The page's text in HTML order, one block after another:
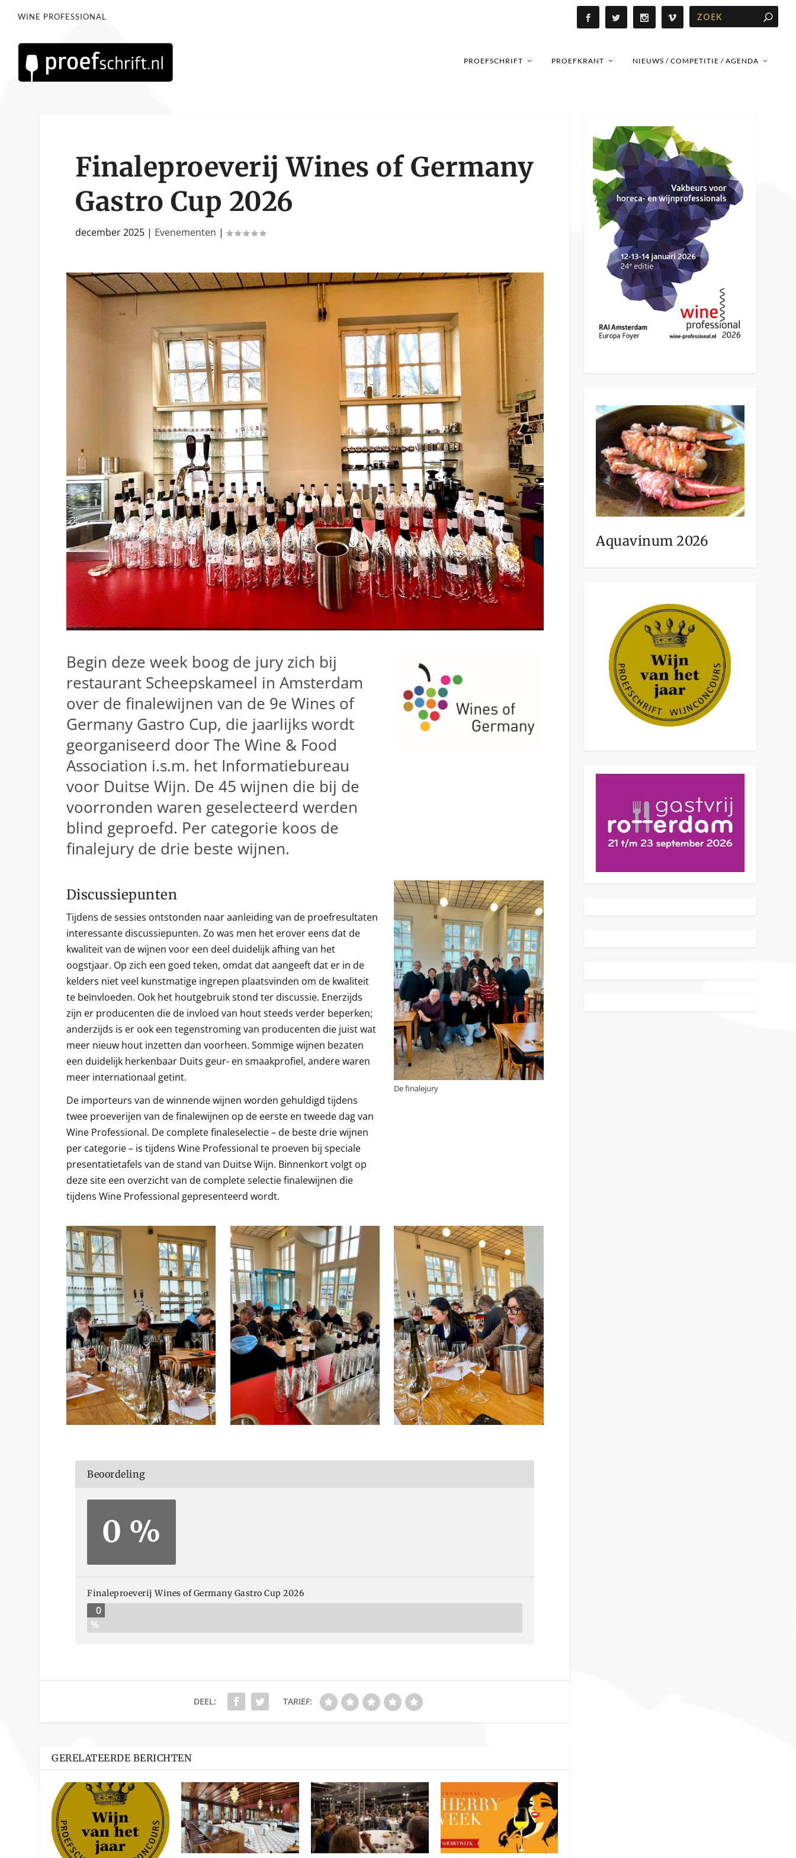
WINE PROFESSIONAL
PROEFSCHRIFT PROEFKRANT NIEUWS / COMPETITIE / AGENDA
Finaleproeverij Wines of Germany
Gastro Cup 2026
december 2025 | Evenementen |
Begin deze week boog de jury zich bij
restaurant Scheepskameel in Amsterdam
over de finalewijnen van de 9e Wines of
Germany Gastro Cup, die jaarlijks wordt
georganiseerd door The Wine & Food
Association i.s.m. het Informatiebureau
voor Duitse Wijn. De 45 wijnen die bij de
voorronden waren geselecteerd werden
blind geproefd. Per categorie koos de
finalejury de drie beste wijnen.
Discussiepunten
Tijdens de sessies ontstonden naar aanleiding van de proefresultaten
interessante discussiepunten. Zo was men het erover eens dat de
kwaliteit van de wijnen voor een deel duidelijk afhing van het
oogstjaar. Op zich een goed teken, omdat dat aangeeft dat er in de
kelders niet veel kunstmatige ingrepen plaatsvinden om de kwaliteit
te beïnvloeden. Ook het houtgebruik stond ter discussie. Enerzijds
zijn er producenten die de invloed van hout steeds verder beperken;
anderzijds is er ook een tegenstroming van producenten die juist wat
meer nieuw hout inzetten dan voorheen. Sommige wijnen bezaten
een duidelijk herkenbaar Duits geur- en smaakprofiel, andere waren
meer internationaal getint.
De importeurs van de winnende wijnen worden gehuldigd tijdens
twee proeverijen van de finalewijnen op de eerste en tweede dag van
Wine Professional. De complete finaleselectie – de beste drie wijnen
per categorie – is tijdens Wine Professional te proeven bij speciale
presentatietafels van de stand van Duitse Wijn. Binnenkort volgt op
deze site een overzicht van de complete selectie finalewijnen die
tijdens Wine Professional gepresenteerd wordt.
De finalejury
Beoordeling
0 %
Finaleproeverij Wines of Germany Gastro Cup 2026
0
%
DEEL: TARIEF:
GERELATEERDE BERICHTEN
Aquavinum 2026